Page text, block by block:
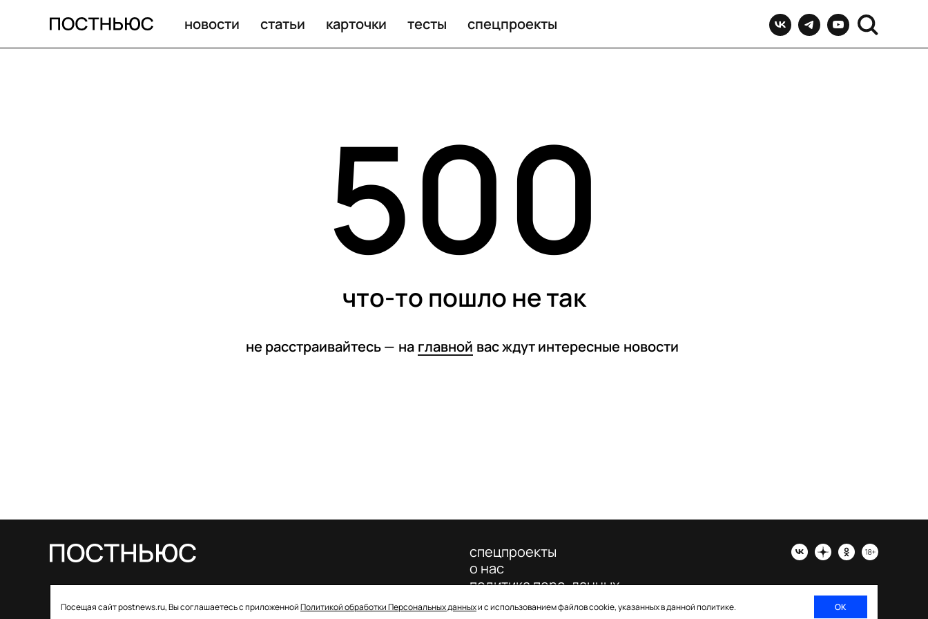
новости статьи карточки тесты спецпроекты
500
что-то пошло не так
не расстраивайтесь — на главной вас ждут интересные новости
Посещая сайт postnews.ru, Вы соглашаетесь с приложеннойПолитикой обработки Персональных данныхи с использованием файлов cookie, указанных в данной политике. ОК
о регистрации СМИ: ЭЛ № ФС 77–85757 от 22 августа
спецпроекты
о нас
политика перс. данных